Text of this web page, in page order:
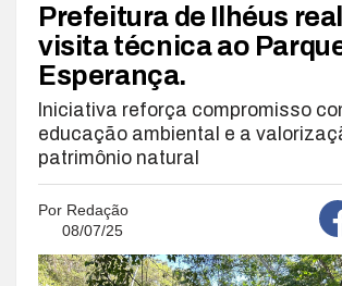
Prefeitura de Ilhéus
visita técnica ao
Esperança.
Iniciativa reforça compromisso
educação ambiental e a
patrimônio natural
Por Redação
08/07/25